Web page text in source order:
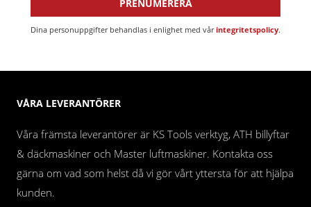
PRENUMERERA
Dina personuppgifter behandlas i enlighet med vårintegritetspolicy.
VÅRA LEVERANTÖRER
Våra främsta leverantörer är KS Tools verktyg, ATH billyftar
& däckmaskiner och Master luftmaskiner. Kontakta oss
gärna om vad som helst då vi gör vårt yttersta för att hjälpa
kunden.